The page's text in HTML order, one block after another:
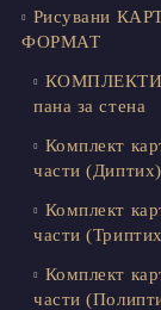
Рисувани
ФОРМАТ
КОМПЛЕКТИ
пана за стена
Комплект
части (Диптих)
Комплект
части
Комплект
части